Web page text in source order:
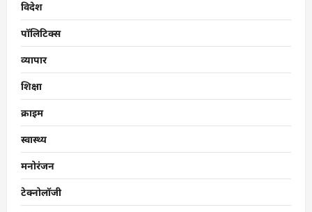
विदेश
पॉलिटिक्स
व्यापार
शिक्षा
क्राइम
स्वास्थ्य
मनोरंजन
टेक्नोलॉजी